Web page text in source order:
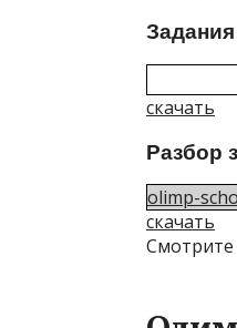
Задания
скачать
Разбор
olimp-
скачать
Смотрите